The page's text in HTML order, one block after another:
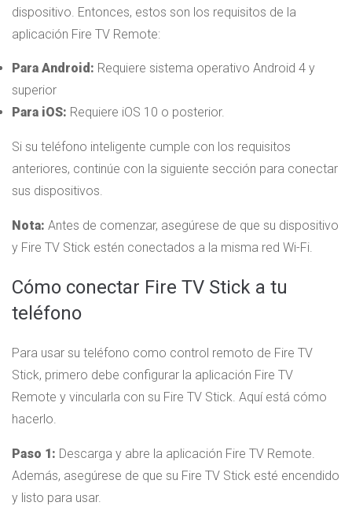
dispositivo. Entonces, estos son los requisitos de la
aplicación Fire TV Remote:
Para Android: Requiere sistema operativo Android 4 y
superior
Para iOS: Requiere iOS 10 o posterior.
Si su teléfono inteligente cumple con los requisitos
anteriores, continúe con la siguiente sección para conectar
sus dispositivos.
Nota: Antes de comenzar, asegúrese de que su dispositivo
y Fire TV Stick estén conectados a la misma red Wi-Fi.
Cómo conectar Fire TV Stick a tu
teléfono
Para usar su teléfono como control remoto de Fire TV
Stick, primero debe configurar la aplicación Fire TV
Remote y vincularla con su Fire TV Stick. Aquí está cómo
hacerlo.
Paso 1: Descarga y abre la aplicación Fire TV Remote.
Además, asegúrese de que su Fire TV Stick esté encendido
y listo para usar.